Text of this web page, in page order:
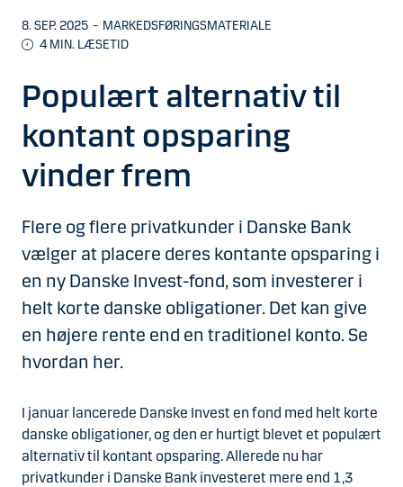
8. SEP. 2025 – MARKEDSFØRINGSMATERIALE
4 MIN. LÆSETID
Populært alternativ til
kontant opsparing
vinder frem
Flere og flere privatkunder i Danske Bank
vælger at placere deres kontante opsparing i
en ny Danske Invest-fond, som investerer i
helt korte danske obligationer. Det kan give
en højere rente end en traditionel konto. Se
hvordan her.
I januar lancerede Danske Invest en fond med helt korte
danske obligationer, og den er hurtigt blevet et populært
alternativ til kontant opsparing. Allerede nu har
privatkunder i Danske Bank investeret mere end 1,3